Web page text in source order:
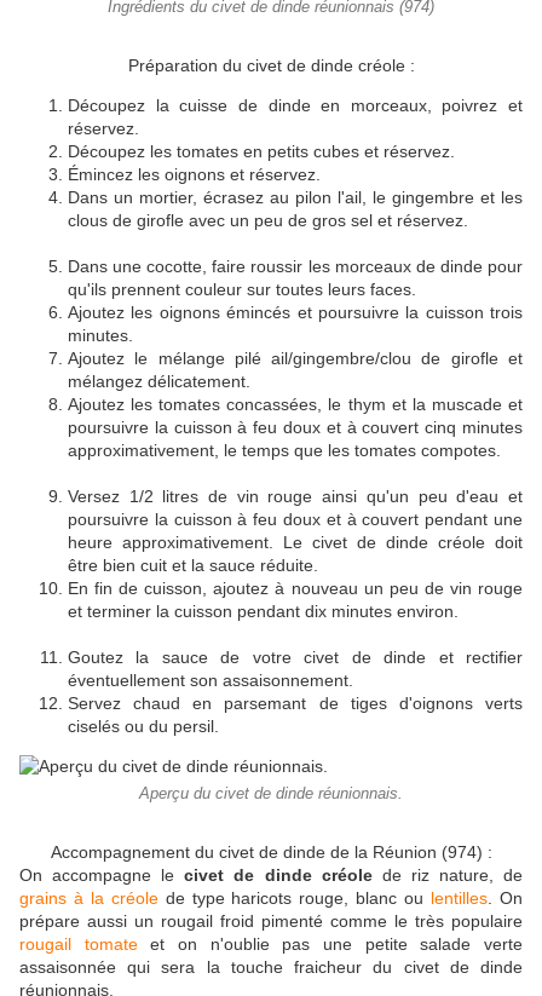
Ingrédients du civet de dinde réunionnais (974)
Préparation du civet de dinde créole :
Découpez la cuisse de dinde en morceaux, poivrez et
réservez.
Découpez les tomates en petits cubes et réservez.
Émincez les oignons et réservez.
Dans un mortier, écrasez au pilon l'ail, le gingembre et les
clous de girofle avec un peu de gros sel et réservez.
Dans une cocotte, faire roussir les morceaux de dinde pour
qu'ils prennent couleur sur toutes leurs faces.
Ajoutez les oignons émincés et poursuivre la cuisson trois
minutes.
Ajoutez le mélange pilé ail/gingembre/clou de girofle et
mélangez délicatement.
Ajoutez les tomates concassées, le thym et la muscade et
poursuivre la cuisson à feu doux et à couvert cinq minutes
approximativement, le temps que les tomates compotes.
Versez 1/2 litres de vin rouge ainsi qu'un peu d'eau et
poursuivre la cuisson à feu doux et à couvert pendant une
heure approximativement. Le civet de dinde créole doit
être bien cuit et la sauce réduite.
En fin de cuisson, ajoutez à nouveau un peu de vin rouge
et terminer la cuisson pendant dix minutes environ.
Goutez la sauce de votre civet de dinde et rectifier
éventuellement son assaisonnement.
Servez chaud en parsemant de tiges d'oignons verts
ciselés ou du persil.
Aperçu du civet de dinde réunionnais.
Accompagnement du civet de dinde de la Réunion (974) :
On accompagne lecivet de dinde créole de riz nature, de
grains à la créolede type haricots rouge, blanc ou lentilles . On
prépare aussi un rougail froid pimenté comme le très populaire
rougail tomateet on n'oublie pas une petite salade verte
assaisonnée qui sera la touche fraicheur du civet de dinde
réunionnais.